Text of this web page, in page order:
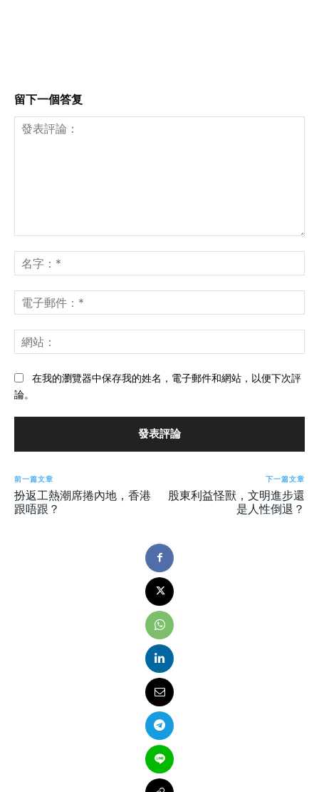
留下一個答复
評
論：
字
*
子
郵
*站
在我的瀏覽器中保存我的姓名，電子郵件和網站，以便下次評
論。
前一篇文章
扮返工熱潮席捲內地，香港
跟唔跟？
下一篇文章
股東利益怪獸，文明進步還
是人性倒退？